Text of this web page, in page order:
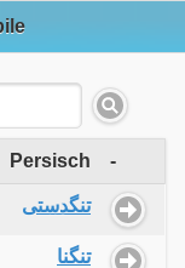
Persisch -
تنگدستی
تنگنا